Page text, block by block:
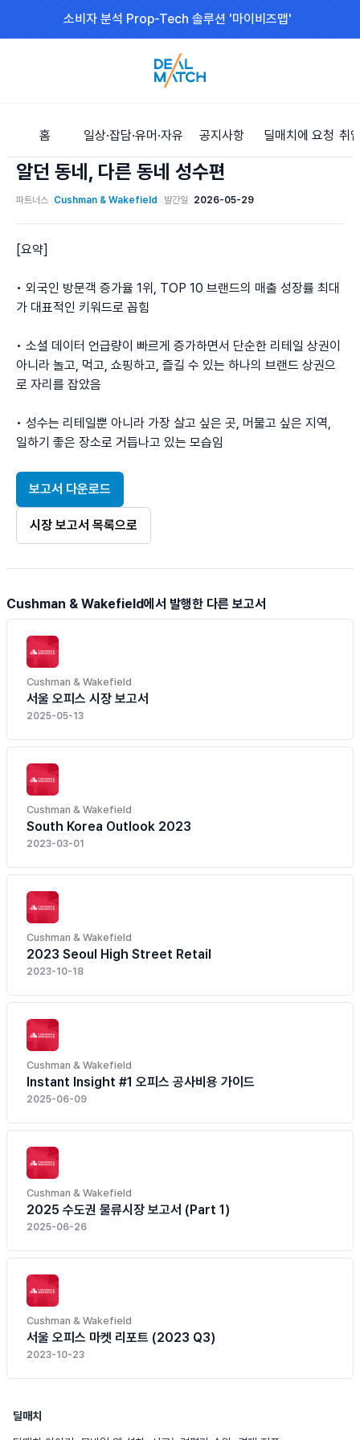
소비자 분석 Prop-Tech 솔루션 '마이비즈맵'
홈 일상·잡담·유머·자유 공지사항 딜매치에 요청 취
알던 동네, 다른 동네 성수편
파트너스 Cushman & Wakefield 발간일 2026-05-29
[요약]
• 외국인 방문객 증가율 1위, TOP 10 브랜드의 매출 성장률 최대
가 대표적인 키워드로 꼽힘
• 소셜 데이터 언급량이 빠르게 증가하면서 단순한 리테일 상권이
아니라 놀고, 먹고, 쇼핑하고, 즐길 수 있는 하나의 브랜드 상권으
로 자리를 잡았음
• 성수는 리테일뿐 아니라 가장 살고 싶은 곳, 머물고 싶은 지역,
일하기 좋은 장소로 거듭나고 있는 모습임
보고서 다운로드
시장 보고서 목록으로
Cushman & Wakefield에서 발행한 다른 보고서
Cushman & Wakefield
서울 오피스 시장 보고서
2025-05-13
Cushman & Wakefield
South Korea Outlook 2023
2023-03-01
Cushman & Wakefield
2023 Seoul High Street Retail
2023-10-18
Cushman & Wakefield
Instant Insight #1 오피스 공사비용 가이드
2025-06-09
Cushman & Wakefield
2025 수도권 물류시장 보고서 (Part 1)
2025-06-26
Cushman & Wakefield
서울 오피스 마켓 리포트 (2023 Q3)
2023-10-23
딜매치